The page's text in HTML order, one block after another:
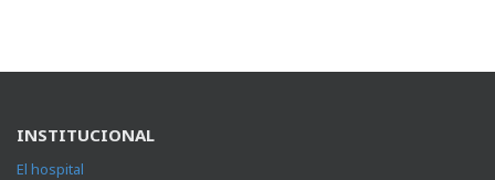
INSTITUCIONAL
El hospital